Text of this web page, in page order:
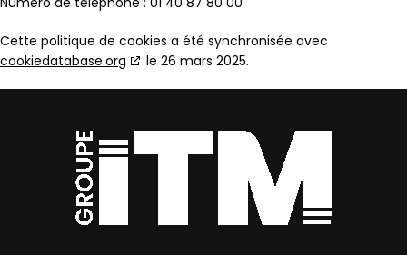
Cette politique de cookies a été synchronisée avec
cookiedatabase.org
le 26 mars 2025.